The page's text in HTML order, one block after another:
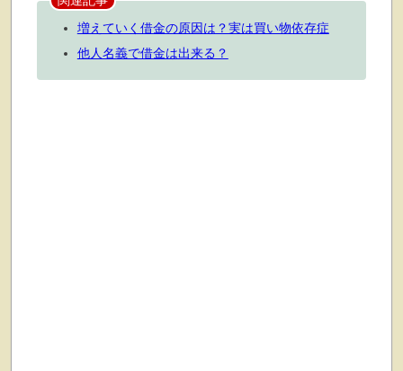
増えていく借金の原因は？実は買い物依存症
他人名義で借金は出来る？